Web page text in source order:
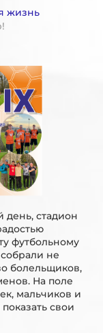
жизнь
стадион
футбольному
не
болельщиков,
На поле
мальчиков и
свои